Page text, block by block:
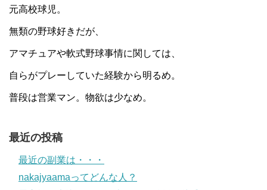
元高校球児。
無類の野球好きだが、
アマチュアや軟式野球事情に関しては、
自らがプレーしていた経験から明るめ。
普段は営業マン。物欲は少なめ。
最近の投稿
最近の副業は・・・
nakajyaamaってどんな人？